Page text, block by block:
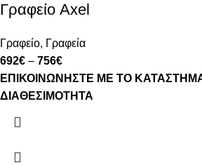
Γραφείο Axel
Γραφείο, Γραφεία
692€ – 756€
ΕΠΙΚΟΙΝΩΝΗΣΤΕ ΜΕ ΤΟ
ΔΙΑΘΕΣΙΜΟΤΗΤΑ